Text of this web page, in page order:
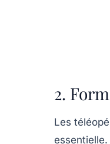
2.
Les